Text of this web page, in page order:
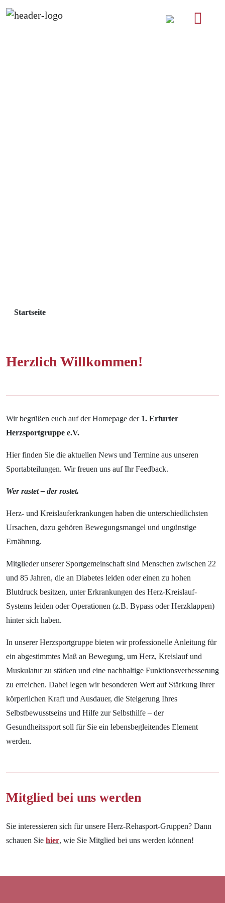
Startseite
Herzlich Willkommen!
Wir begrüßen euch auf der Homepage der 1. Erfurter
Herzsportgruppe e.V.
Hier finden Sie die aktuellen News und Termine aus unseren
Sportabteilungen. Wir freuen uns auf Ihr Feedback.
Wer rastet – der rostet.
Herz- und Kreislauferkrankungen haben die unterschiedlichsten
Ursachen, dazu gehören Bewegungsmangel und ungünstige
Ernährung.
Mitglieder unserer Sportgemeinschaft sind Menschen zwischen 22
und 85 Jahren, die an Diabetes leiden oder einen zu hohen
Blutdruck besitzen, unter Erkrankungen des Herz-Kreislauf-
Systems leiden oder Operationen (z.B. Bypass oder Herzklappen)
hinter sich haben.
In unserer Herzsportgruppe bieten wir professionelle Anleitung für
ein abgestimmtes Maß an Bewegung, um Herz, Kreislauf und
Muskulatur zu stärken und eine nachhaltige Funktionsverbesserung
zu erreichen. Dabei legen wir besonderen Wert auf Stärkung Ihrer
körperlichen Kraft und Ausdauer, die Steigerung Ihres
Selbstbewusstseins und Hilfe zur Selbsthilfe – der
Gesundheitssport soll für Sie ein lebensbegleitendes Element
werden.
Mitglied bei uns werden
Sie interessieren sich für unsere Herz-Rehasport-Gruppen? Dann
schauen Sie hier, wie Sie Mitglied bei uns werden können!